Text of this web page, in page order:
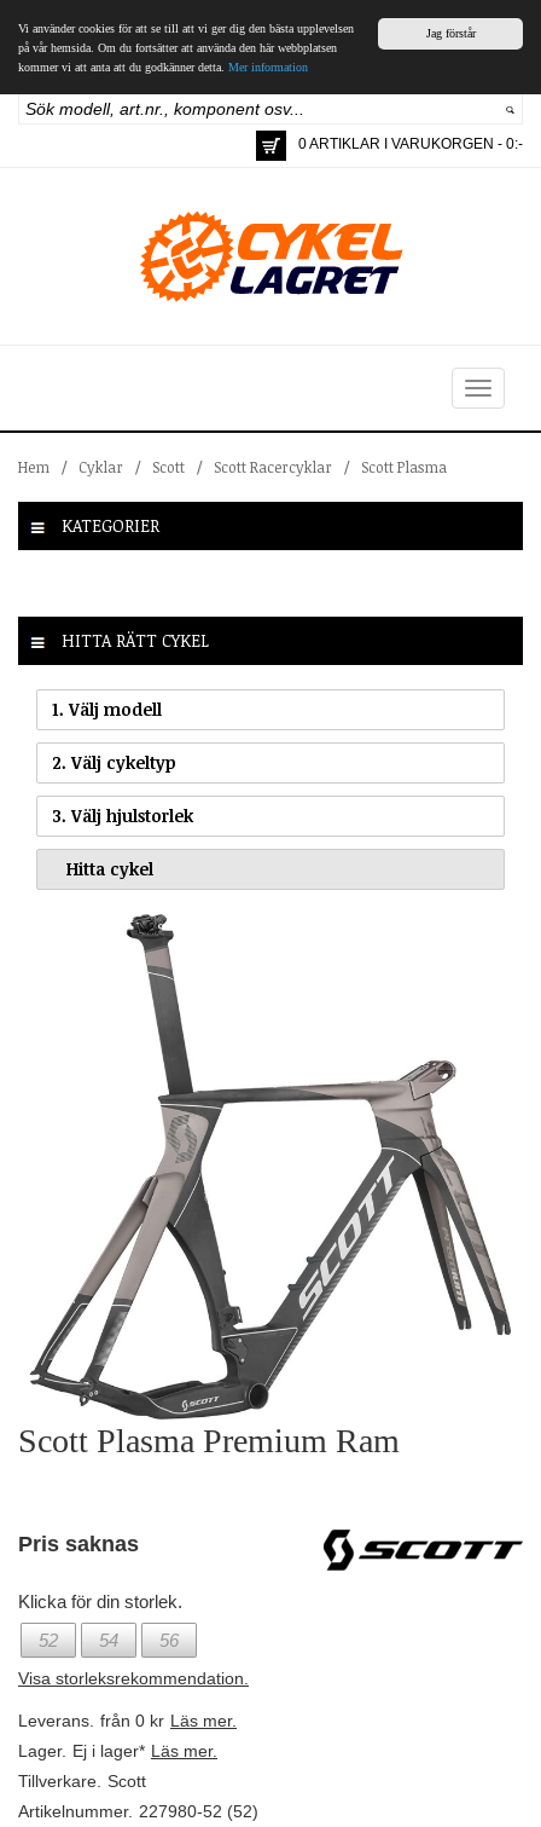
Jag förstår
Vi använder cookies för att se till att vi ger dig den bästa upplevelsen
på vår hemsida. Om du fortsätter att använda den här webbplatsen
kommer vi att anta att du godkänner detta. Mer information
0 ARTIKLAR I VARUKORGEN - 0:-
Toggle
navigation
Hem / Cyklar / Scott / Scott Racercyklar / Scott Plasma
KATEGORIER
HITTA RÄTT CYKEL
1. Välj modell
2. Välj cykeltyp
3. Välj hjulstorlek
Scott Plasma Premium Ram
Pris saknas
Klicka för din storlek.
52
54 56
Visa storleksrekommendation.
Leverans. från 0 kr Läs mer.
Lager. Ej i lager* Läs mer.
Tillverkare. Scott
Artikelnummer. 227980-52 (52)